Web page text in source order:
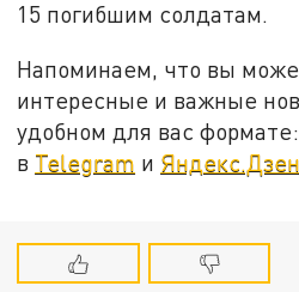
15 погибшим солдатам.
Напоминаем, что вы
интересные и важные
удобном для вас формате:
в Telegram и Яндекс.Дзен